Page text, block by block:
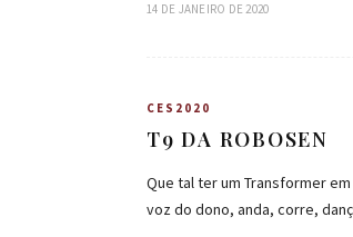
14 DE JANEIRO DE 2020
CES2020
T9 DA ROBOSEN
Que tal ter um Transformer
voz do dono, anda, corre,